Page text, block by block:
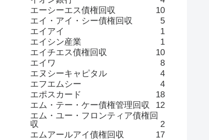
エーシーエス債権回収
10
エイ・アイ・シー債権回収
5
エイアイ
1
エイシン産業
1
エイチエス債権回収
10
エイワ
8
エヌシーキャピタル
4
エフエムシー
4
エポスカード
18
エム・テー・ケー債権管理回収
12
エム・ユー・フロンティア債権回
収
2
エムアールアイ債権回収
17